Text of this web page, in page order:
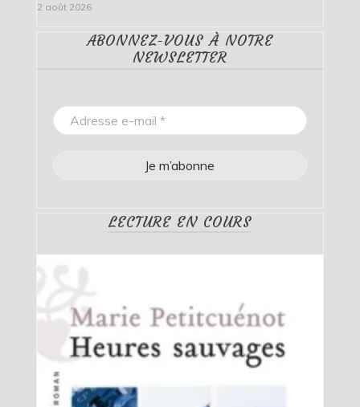
2 août 2026
ABONNEZ-VOUS À NOTRE
NEWSLETTER
LECTURE EN COURS